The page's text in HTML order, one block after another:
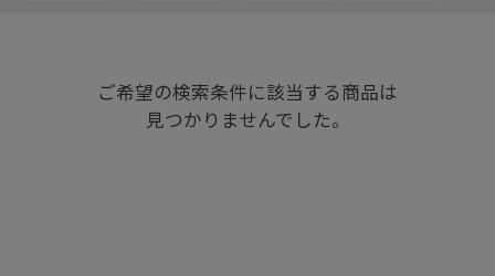
ご希望の検索条件に該当する商品は
見つかりませんでした。